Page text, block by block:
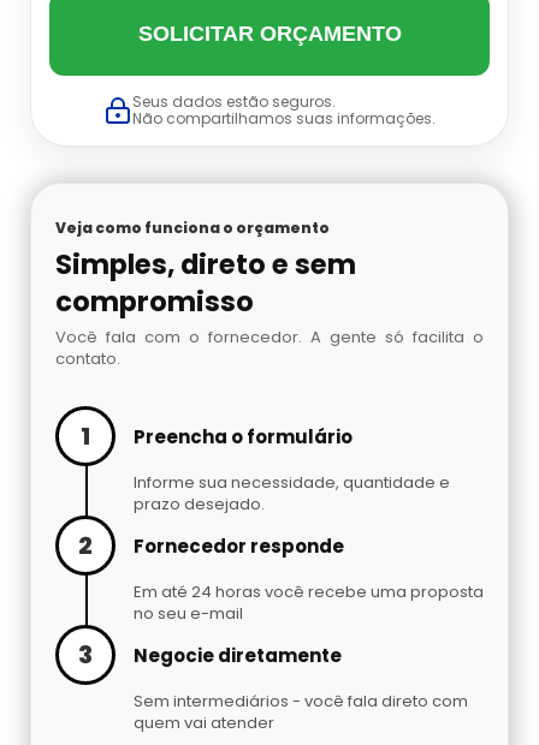
Balança Linear Sp
Balança Multi Cabeças
Balança Multi Cabeças Sp
Balança Multicabeçote Preço
Contadora Preço
Dosadora Para Pó
Embaladora De Azeitona
Embaladora De Brindes
Embaladora De Café
Embaladora De Fechaduras E Maçanetas
Embaladora De Massas
SOLICITAR ORÇAMENTO
Seus dados estão seguros.
Não compartilhamos suas informações.
Veja como funciona o orçamento
Simples, direto e sem
compromisso
Você fala com o fornecedor. A gente só facilita o
contato.
1 Preencha o formulário
Informe sua necessidade, quantidade e
prazo desejado.
2 Fornecedor responde
Em até 24 horas você recebe uma proposta
no seu e-mail
3 Negocie diretamente
Sem intermediários - você fala direto com
quem vai atender